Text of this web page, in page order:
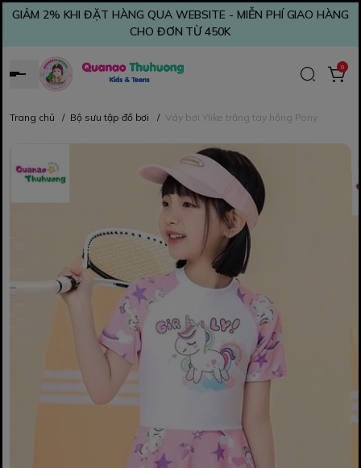
GIẢM 2% KHI ĐẶT HÀNG QUA WEBSITE - MIỄN PHÍ GIAO HÀNG
CHO ĐƠN TỪ 450K
0
Trang chủ / Bộ sưu tập đồ bơi / Váy bơi Ylike trắng tay hồng Pony